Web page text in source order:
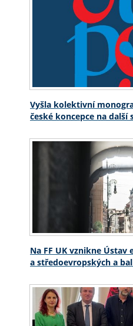
Vyšla kolektivní
české koncepce na
Na FF UK vznikne Ústav
a středoevropských a